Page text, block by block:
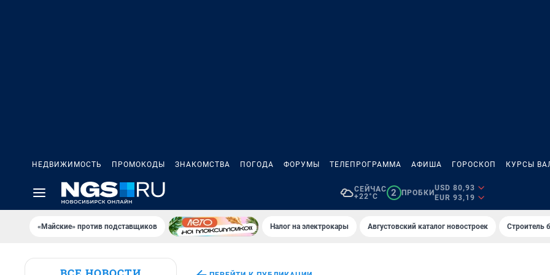
НЕДВИЖИМОСТЬ ПРОМОКОДЫ ЗНАКОМСТВА ПОГОДА ФОРУМЫ ТЕЛЕПРОГРАММА АФИША ГОРОСКОП КУРСЫ
СЕЙЧАС
+22°C
2 ПРОБКИ
USD 80,93
EUR 93,19
«Майские» против подставщиков Налог на электрокары Августовский каталог новостроек Строитель